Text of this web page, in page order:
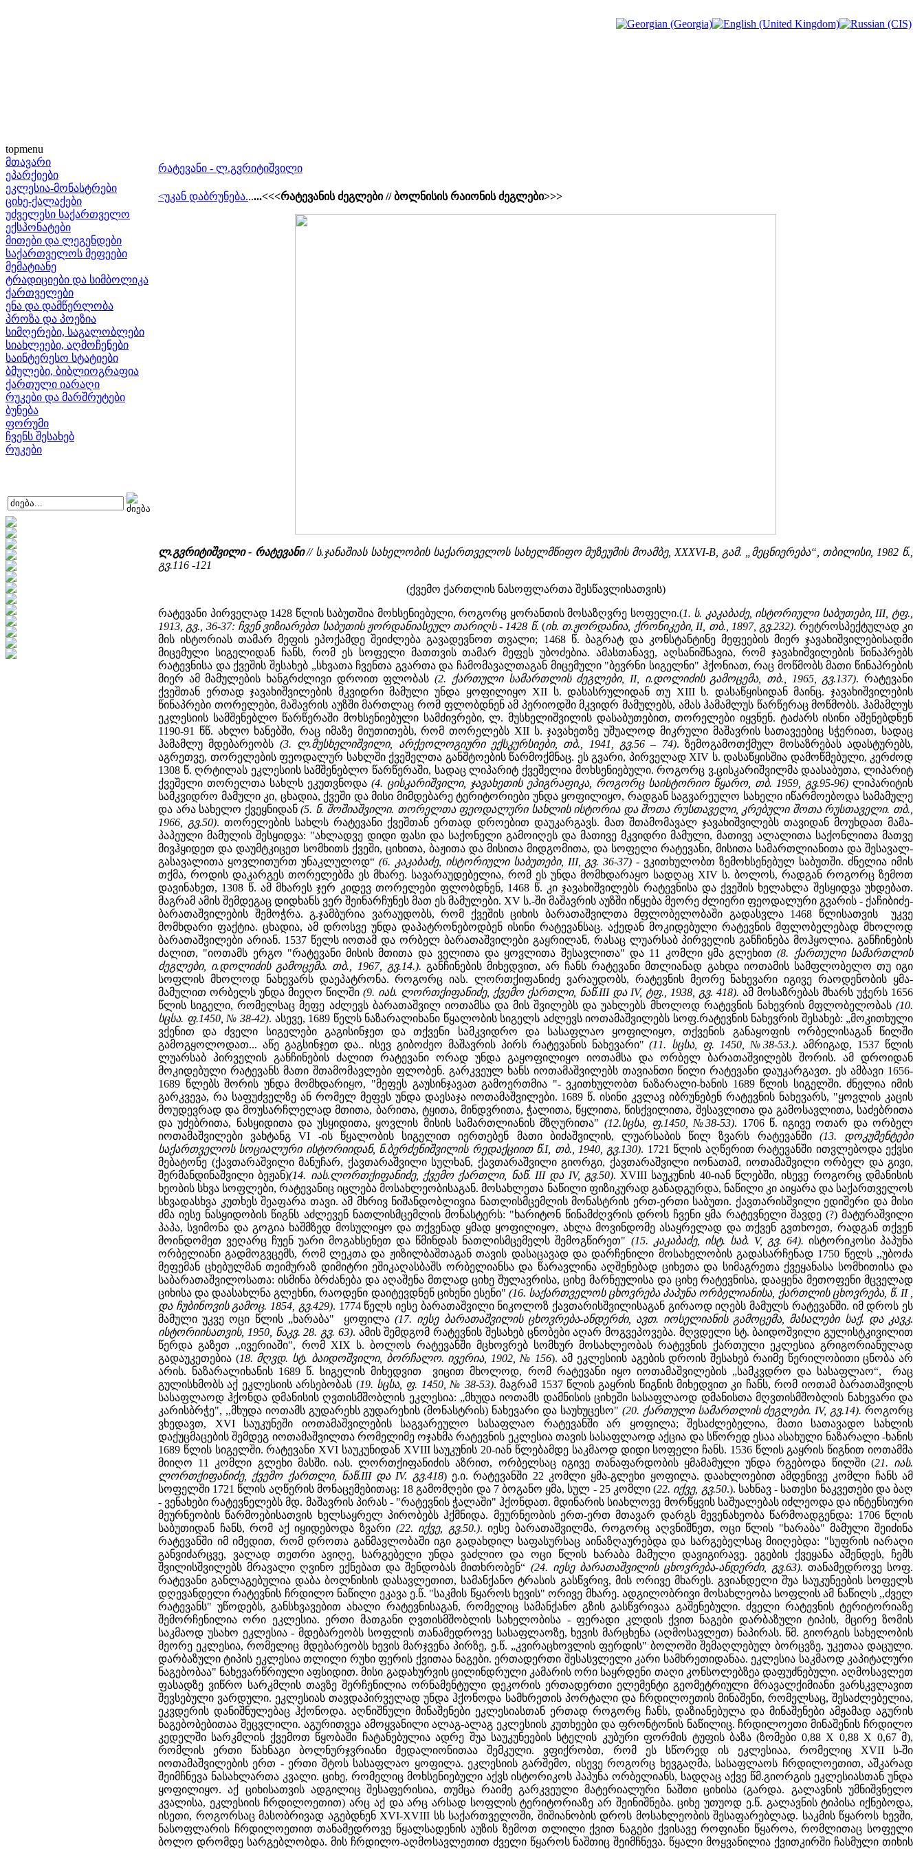
topmenu
მთავარი
ეპარქიები
ეკლესია-მონასტრები
ციხე-ქალაქები
უძველესი საქართველო
ექსპონატები
მითები და ლეგენდები
საქართველოს მეფეები
მემატიანე
ტრადიციები და სიმბოლიკა
ქართველები
ენა და დამწერლობა
პროზა და პოეზია
სიმღერები, საგალობლები
სიახლეები, აღმოჩენები
საინტერესო სტატიები
ბმულები, ბიბლიოგრაფია
ქართული იარაღი
რუკები და მარშრუტები
ბუნება
ფორუმი
ჩვენს შესახებ
რუკები
რატევანი - ლ.გვრიტიშვილი
<უკან დაბრუნება......<<<რატევანის ძეგლები // ბოლნისის რაიონის ძეგლები>>>
ლ.გვრიტიშვილი - რატევანი// ს.ჯანაშიას სახელობის საქართველოს სახელმწიფო მუზეუმის მოამბე, XXXVI-B, გამ. „მეცნიერება“, თბილისი, 1982 წ.,
გვ.116 -121
(ქვემო ქართლის ნასოფლართა შესწავლისათვის)
რატევანი პირველად 1428 წლის საბუთშია მოხსენიებული, როგორც ყორანთის მოსაზღვრე სოფელი.(1. ს. კაკაბაძე, ისტორიული საბუთები, III, ტფ.,
1913, გვ., 36-37: ჩვენ ვიზიარებთ საბუთის ჟორდანიასეულ თარიღს - 1428 წ. (იხ. თ.ჟორდანია, ქრონიკები, II, თბ., 1897, გვ.232). რეტროსპექტულად კი
მის ისტორიას თამარ მეფის ეპოქამდე შეიძლება გავადევნოთ თვალი; 1468 წ. ბაგრატ და კონსტანტინე მეფეების მიერ ჯავახიშვილებისადმი
მიცემული სიგელიდან ჩანს, რომ ეს სოფელი მათთვის თამარ მეფეს უბოძებია. ამასთანავე, აღსანიშნავია, რომ ჯავახიშვილების წინაპრებს
რატევნისა და ქვეშის შესახებ „სხვათა ჩვენთა გვართა და ჩამომავალთაგან მიცემული "ბევრნი სიგელნი" ჰქონიათ, რაც მოწმობს მათი წინაპრების
მიერ ამ მამულების ხანგრძლივი დროით ფლობას(2. ქართული სამართლის ძეგლები, II, ი.დოლიძის გამოცემა, თბ., 1965, გვ.137). რატევანი
ქვეშთან ერთად ჯავახიშვილების მკვიდრი მამული უნდა ყოფილიყო XII ს. დასასრულიდან თუ XIII ს. დასაწყისიდან მაინც. ჯავახიშვილების
წინაპრები თორელები, მაშავრის აუზში მართლაც რომ ფლობდნენ ამ პერიოდში მკვიდრ მამულებს, ამას ჰამამლუს წარწერაც მოწმობს. ჰამამლუს
ეკლესიის სამშენებლო წარწერაში მოხსენიებული სამძივრები, ლ. მუსხელიშვილის დასაბუთებით, თორელები იყვნენ. ტაძარს ისინი აშენებდნენ
1190-91 წწ. ახლო ხანებში, რაც იმაზე მიუთითებს, რომ თორელებს XII ს. ჯავახეთზე უშუალოდ მიკრული მაშავრის სათავეებიც სჭერიათ, სადაც
ჰამამლუ მდებარეობს (3. ლ.მუსხელიშვილი, არქეოლოგიური ექსკურსიები, თბ., 1941, გვ.56 – 74). ზემოგამოთქმულ მოსაზრებას ადასტურებს,
აგრეთვე, თორელების ფეოდალურ სახლში ქვეშელთა განშტოების წარმოქმნაც. ეს გვარი, პირველად XIV ს. დასაწყისშია დამოწმებული, კერძოდ
1308 წ. ღრტილას ეკლესიის სამშენებლო წარწერაში, სადაც ლიპარიტ ქვეშელია მოხსენიებული. როგორც ვ.ცისკარიშვილმა დაასაბუთა, ლიპარიტ
ქვეშელი თორელთა სახლს ეკუთვნოდა (4. ცისკარიშვილი, ჯავახეთის ეპიგრაფიკა, როგორც საისტორიო წყარო, თბ. 1959, გვ.95-96) ლიპარიტის
სამკვიდრო მამული კი, ცხადია, ქვეში და მისი მიმდებარე ტერიტორიები უნდა ყოფილიყო, რადგან საგვარეულო სახელი იწარმოებოდა სამამულე
და არა სახელო ქვეყნიდან(5. ნ. შოშიაშვილი. თორელთა ფეოდალური სახლის ისტორია და შოთა რუსთაველი, კრებული შოთა რუსთაველი. თბ.,
1966, გვ.50). თორელების სახლს რატევანი ქვეშთან ერთად დროებით დაუკარგავს. მათ შთამომავალ ჯავახიშვილებს თავიდან მოუხდათ მამა-
პაპეული მამულის შესყიდვა: "ახლადვე დიდი ფასი და საქონელი გამოიღეს და მათივე მკვიდრი მამული, მათივე ალალითა საქონლითა მათვე
მივჰყიდეთ და დაუმტკიცეთ სომხითს ქვეში, ციხითა, ბაჟითა და მისითა მიდგომითა, და სოფელი რატევანი, მისითა სამართლიანითა და შესავალ-
გასავალითა ყოვლითურთ უნაკლულოდ“ (6. კაკაბაძე, ისტორიული საბუთები, III, გვ. 36-37) - ვკითხულობთ ზემოხსენებულ საბუთში. ძნელია იმის
თქმა, როდის დაკარგეს თორელებმა ეს მხარე. სავარაუდებელია, რომ ეს უნდა მომხდარაყო სადღაც XIV ს. ბოლოს, რადგან როგორც ზემოთ
დავინახეთ, 1308 წ. ამ მხარეს ჯერ კიდევ თორელები ფლობდნენ, 1468 წ. კი ჯავახიშვილებს რატევნისა და ქვეშის ხელახლა შესყიდვა უხდებათ.
მაგრამ ამის შემდეგაც დიდხანს ვერ შეინარჩუნეს მათ ეს მამულები. XV ს.-ში მაშავრის აუზში იწყება მეორე ძლიერი ფეოდალური გვარის - ქაჩიბიძე-
ბარათაშვილების შემოჭრა. გ.ჯამბურია ვარაუდობს, რომ ქვეშის ციხის ბარათაშვილთა მფლობელობაში გადასვლა 1468 წლისათვის უკვე
მომხდარი ფაქტია. ცხადია, ამ დროსვე უნდა დაპატრონებოდბენ ისინი რატევანსაც. აქედან მოკიდებული რატევნის მფლობელებად მხოლოდ
ბარათაშვილები არიან. 1537 წელს იოთამ და ორბელ ბარათაშვილები გაყრილან, რასაც ლუარსაბ პირველის განჩინება მოჰყოლია. განჩინების
ძალით, "იოთამს ერგო "რატევანი მისის მთითა და ველითა და ყოვლითა შესავლითა" და 11 კომლი ყმა გლეხით(8. ქართული სამართლის
ძეგლები, ი.დოლიძის გამოცემა. თბ., 1967, გვ.14.). განჩინების მიხედვით, არ ჩანს რატევანი მთლიანად გახდა იოთამის სამფლობელო თუ იგი
სოფლის მხოლოდ ნახევარს დაეპატრონა. როგორც იას. ლორთქიფანიძე ვარაუდობს, რატევნის მეორე ნახევარი იგივე რაოდენობის ყმა-
მამულით ორბელს უნდა მიეღო წილში (9. იას. ლორთქიფანიძე, ქვემო ქართლი, ნაწ.III და IV, ტფ., 1938, გვ. 418). ამ მოსაზრებას მხარს უჭერს 1656
წლის სიგელი, რომელსაც მეფე აძლევს ბარათაშვილ იოთამსა და მის შვილებს და უახლებს მხოლოდ რატევნის ნახევრის მფლობელობას (10.
სცსა. ფ.1450, № 38-42). ასევე, 1689 წელს ნაზარალიხანი წყალობის სიგელს აძლევს იოთამაშვილებს სოფ.რატევნის ნახევრის შესახებ: „მოკითხული
ვქენით და ძველი სიგელები გაგისინჯეთ და თქვენი სამკვიდრო და სასაფლაო ყოფილიყო, თქვენის განაყოფის ორბელისაგან წილში
გამოგყოლოდათ... აწე გაგსინჯეთ და.. ისევ გიბოძეო მაშავრის პირს რატევანის ნახევარი"(11. სცსა, ფ. 1450, №38-53.). ამრიგად, 1537 წლის
ლუარსაბ პირველის განჩინების ძალით რატევანი ორად უნდა გაყოფილიყო იოთამსა და ორბელ ბარათაშვილებს შორის. ამ დროიდან
მოკიდებული რატევანს მათი შთამომავლები ფლობენ. გარკვეულ ხანს იოთამაშვილებს თავიანთი წილი რატევანი დაუკარგავთ. ეს ამბავი 1656-
1689 წლებს შორის უნდა მომხდარიყო, "მეფეს გაუსინჯავათ გამოერთმია "- ვკითხულობთ ნაზარალი-ხანის 1689 წლის სიგელში. ძნელია იმის
გარკვევა, რა საფუძველზე ან რომელ მეფეს უნდა დაესაჯა იოთამაშვილები. 1689 წ. ისინი კვლავ იბრუნებენ რატევნის ნახევარს, "ყოვლის კაცის
მოუდევრად და მოუსარჩლელად მთითა, ბარითა, ტყითა, მინდვრითა, ჭალითა, წყლითა, წისქვილითა, შესავლითა და გამოსავლითა, საძებრითა
და უძებრითა, ნასყიდითა და უსყიდითა, ყოვლის მისის სამართლიანის მზღურითა" (12.სცსა, ფ.1450, №38-53). 1706 წ. იგივე ოთარ და ორბელ
იოთამაშვილები ვახტანგ VI -ის წყალობის სიგელით იერთებენ მათი ბიძაშვილის, ლუარსაბის წილ ზვარს რატევანში (13. დოკუმენტები
საქართველოს სოციალური ისტორიიდან, ნ.ბერძენიშვილის რედაქციით წ.I, თბ., 1940, გვ.130). 1721 წლის აღწერით რატევანში ითვლებოდა ექვსი
მებატონე (ქავთარაშვილი მანუჩარ, ქავთარაშვილი სულხან, ქავთარაშვილი გიორგი, ქავთარაშვილი იონათამ, იოთამაშვილი ორბელ და გივი,
შერმანდინაშვილი ბეჟან)(14. იას.ლორთქიფანიძე, ქვემო ქართლი, ნაწ. III და IV, გვ.50). XVIII საუკუნის 40-იან წლებში, ისევე როგორც დმანისის
ხეობის სხვა სოფლები, რატევანიც იცლება მოსახლეობისაგან. მოსახლეთა ნაწილი ფიზიკურად განადგურდა, ნაწილი კი აიყარა და საქართველოს
სხვადასხვა კუთხეს შეაფარა თავი. ამ მხრივ ნიშანდობლივია ნათლისმცემლის მონასტრის ერთ-ერთი საბუთი. ქავთარისშვილი ედიშერი და მისი
ძმა იესე ნასყიდობის წიგნს აძლევენ ნათლისმცემლის მონასტერს: "ხარიტონ წინამძღვრის დროს ჩვენი ყმა რატევნელი შავდე (?) მატურაშვილი
პაპა, სვიმონა და გოგია ხაშმზედ მოსულიყო და თქვენად ყმად ყოფილიყო, ახლა მოვინდომე ასაყრელად და თქვენ გვთხოეთ, რადგან თქვენ
მოინდომეთ ვეღარც ჩუენ უარი მოგახსენეთ და წმინდას ნათლისმცემელს შემოგწირეთ" (15. კაკაბაძე, ისტ. საბ. V, გვ. 64). ისტორიკოსი პაპუნა
ორბელიანი გადმოგვცემს, რომ ლეკთა და ჟიზილბაშთაგან თავის დასაცავად და დარჩენილი მოსახელობის გადასარჩენად 1750 წელს ,,უბოძა
მეფემან ცხებულმან თეიმურაზ დიმიტრი ეშიკაღასბაშს ორბელიანსა და წარავლინა აღშენებად ციხეთა და სიმაგრეთა ქვეყანასა სომხითისა და
საბარათაშვილოსათა: ისმინა ბრძანება და აღაშენა მთლად ციხე შულავრისა, ციხე მარნეულისა და ციხე რატევნისა, დააყენა მეთოფენი მცველად
ციხისა და დაასახლნა გლეხნი, რაოდენი დაიტევდნენ ციხენი ესენი" (16. საქართველოს ცხოვრება პაპუნა ორბელიანისა, ქართლის ცხოვრება, წ. II ,
და ჩუბინოვის გამოც. 1854, გვ.429). 1774 წელს იესე ბარათაშვილი ნიკოლოზ ქავთარისშვილისაგან გირაოდ იღებს მამულს რატევანში. იმ დროს ეს
მამული უკვე ოცი წლის „ხარაბა" ყოფილა(17. იესე ბარათაშვილის ცხოვრება-ანდერძი, ავთ. იოსელიანის გამოცემა, მასალები საქ. და კავკ.
ისტორიისათვის, 1950, ნაკვ. 28. გვ. 63). ამის შემდგომ რატევნის შესახებ ცნობები აღარ მოგვეპოვება. მღვდელი სტ. ბაიდოშვილი გულისტკივილით
წერდა გაზეთ ,,ივერიაში", რომ XIX ს. ბოლოს რატევანში მცხოვრებ სომხურ მოსახლეობას რატევნის ქართული ეკლესია გრიგორიანულად
გადაუკეთებია (18. მღვდ. სტ. ბაიდოშვილი, ბორჩალო. ივერია, 1902, № 156). ამ ეკლესიის აგების დროის შესახებ რაიმე წერილობითი ცნობა არ
არის. ნაზარალიხანის 1689 წ. სიგელის მიხედვით ვიცით მხოლოდ, რომ რატევანი იყო იოთამაშვილების „სამკვდრო და სასაფლაო“, რაც
გულისხმობს აქ ეკლესიის არსებობას (19. სცსა, ფ. 1450, № 38-53). მაგრამ 1537 წლის გაყრის წიგნის მიხედვით კი ჩანს, რომ იოთამ ბარათაშვილს
სასაფლაოდ ჰქონდა დმანისის ღვთისმშობლის ეკლესია: „მხუდა იოთამს დამნისის ციხეში სასაფლაოდ დმანისთა მღვთისმშობლის ნახევარი და
კარისბრჭე", ,,მხუდა იოთამს გუდარეხს გუდარეხის (მონასტრის) ნახევარი და საუხუცესო" (20. ქართული სამართლის ძეგლები. IV, გვ.14). როგორც
ვხედავთ, XVI საუკუნეში იოთამაშვილების საგვარეულო სასაფლაო რატევანში არ ყოფილა; შესაძლებელია, მათი სათავადო სახლის
დაქუცმაცების შემდეგ იოთამაშვილთა რომელიმე ოჯახმა რატევნის ეკლესია თავის სასაფლაოდ აქცია და სწორედ ესაა ასახული ნაზარალი -ხანის
1689 წლის სიგელში. რატევანი XVI საუკუნიდან XVIII საუკუნის 20-იან წლებამდე საკმაოდ დიდი სოფელი ჩანს. 1536 წლის გაყრის წიგნით იოთამმა
მიიღო 11 კომლი გლეხი მასში. იას. ლორთქიფანიძის აზრით, ორბელსაც იგივე თანაფარდობის ყმამამული უნდა რგებოდა წილში (21. იას.
ლორთქიფანიძე, ქვემო ქართლი, ნაწ.III და IV. გვ.418) ე.ი. რატევანში 22 კომლი ყმა-გლეხი ყოფილა. დაახლოებით ამდენივე კომლი ჩანს ამ
სოფელში 1721 წლის აღწერის მონაცემებითაც: 18 გამომღები და 7 ბოგანო ყმა, სულ - 25 კომლი (22. იქვე, გვ.50.). სახნავ - სათესი ნაკვეთები და ბაღ
- ვენახები რატევნელებს მდ. მაშავრის პირას - "რატევნის ჭალაში" ჰქონდათ. მდინარის სიახლოვე მორწყვის საშუალებას იძლეოდა და ინტენსიური
მეურნეობის წარმოებისათვის ხელსაყრელ პირობებს ჰქმნიდა. მეურნეობის ერთ-ერთ მთავარ დარგს მევენახეობა წარმოადგენდა: 1706 წლის
საბუთიდან ჩანს, რომ აქ იყიდებოდა ზვარი (22. იქვე, გვ.50.). იესე ბარათაშვილმა, როგორც აღვნიშნეთ, ოცი წლის "ხარაბა" მამული შეიძინა
რატევანში იმ იმედით, რომ დროთა განმავლობაში იგი გადახდილ საფასურსაც აინაზღაურებდა და სარგებელსაც მიიღებდა: "სუფრის იარაღი
განვიძარცვე, ვალად თეთრი ავიღე, სარგებელი უნდა ვაძლიო და ოცი წლის ხარაბა მამული დავიგირავე. ეგების ქვეყანა აშენდეს, ჩემს
შვილისშვილებს მრავალი ღვინო ექნებათ და შენდობას მითხრობენ“ (24. იესე ბარათაშვილის ცხოვრება-ანდერძი, გვ.63). თანამედროვე სოფ.
რატევანი განლაგებულია დაბა ბოლნისის დასავლეთით, სამანქანო ტრასის გასწვრივ, მის ორივე მხარეს. გვიანდელი შუა საუკუნეების სოფელს
დღევანდელი რატევნის ჩრდილო ნაწილი ეკავა ე.წ. "საკმის წყაროს ხევის" ორივე მხარე. ადგილობრივი მოსახლეობა სოფლის ამ ნაწილს ,,ძველ
რატევანს" უწოდებს, განსხვავებით ახალი რატევნისაგან, რომელიც სამანქანო გზის გასწვრივაა გაშენებული. ძველი რატევნის ტერიტორიაზე
შემორჩენილია ორი ეკლესია. ერთი მათგანი ღვთისმშობლის სახელობისა - ფერადი კლდის ქვით ნაგები დარბაზული ტიპის, მცირე ზომის
საკმაოდ უსახო ეკლესია - მდებარეობს სოფლის თანამედროვე სასაფლაოზე, ხევის მარცხენა (აღმოსავლეთ) ნაპირას. წმ. გიორგის სახელობის
მეორე ეკლესია, რომელიც მდებარეობს ხევის მარჯვენა პირზე, ე.წ. „კვირაცხოვლის ფერდის" ბოლოში შემაღლებულ ბორცვზე, უკეთაა დაცული.
დარბაზული ტიპის ეკლესია თლილი რუხი ფერის ქვითაა ნაგები. ერთადერთი შესასვლელი კარი სამხრეთიდანაა. ეკლესია საკმაოდ კაპიტალური
ნაგებობაა" ნახევარწრიული აფსიდით. მისი გადახურვის ცილინდრული კამარის ორი საყრდენი თაღი კონსოლებზეა დაფუძნებული. აღმოსავლეთ
ფასადზე ვიწრო სარკმლის თავზე შერჩენილია ორნამენტული დეკორის ერთადერთი ელემენტი გეომეტრიული მრავალქიმიანი ვარსკვლავით
შევსებული ვარდული. ეკლესიას თავდაპირველად უნდა ჰქონოდა სამხრეთის პორტალი და ჩრდილოეთის მინაშენი, რომელსაც, შესაძლებელია,
ეკვდერის დანიშნულებაც ჰქონოდა. აღნიშნული მინაშენები ეკლესიასთან ერთად როგორც ჩანს, დაზიანებულა და მინაშენები ამჟამად აგურის
ნაგებობებითაა შეცვლილი. აგურითვეა ამოყვანილი ალაგ-ალაგ ეკლესიის კუთხეები და ფრონტონის ნაწილიც. ჩრდილოეთი მინაშენის ჩრდილო
კედელში სარკმლის ქვემოთ წყობაში ჩატანებულია ადრე შუა საუკუნეების სტელის კუბური ფორმის ტუფის ბაზა (ზომები 0,88 X 0,88 X 0,67 მ),
რომლის ერთი წახნაგი ბოლნურჯვრიანი მედალიონითაა შემკული. ვფიქრობთ, რომ ეს სწორედ ის ეკლესიაა, რომელიც XVII ს-ში
იოთამაშვილების ერთ - ერთი შტოს სასაფლაო ყოფილა. ეკლესიის გარშემო, ისევე როგორც ხევგაღმა, სასაფლაოს ჩრდილოეთით, აშკარად
შეიმჩნევა ნასახლართა კვალი. ციხე, რომელიც მოხსენიებული აქვს ისტორიკოს პაპუნა ორბელიანს, სადღაც აქვე წმ.გიორგის ეკლესიასთან უნდა
ყოფილიყო. აქ ციხისათვის ადგილიც შესაფერისია, თუმცა რაიმე გარკვეული მატერიალური ნაშთი ციხისა (გარდა. გალავნის უმნიშვნელო
კვალისა, ეკლესიის ჩრდილოეთით) არც აქ და არც არსად სოფლის ტერიტორიაზე არ შეინიშნება. ციხე უთუოდ ე.წ. გალავნის ტიპისა იქნებოდა,
ისეთი, როგორსაც მასობრივად აგებდნენ XVI-XVIII სს საქართველოში, შიშიანობის დროს მოსახლეობის შესაფარებლად. საკმის წყაროს ხევში,
ნასოფლარის ჩრდილოეთით თანამედროვე წყალსადენის აუზის ზემოთ თლილი ქვით ნაგები ქვისავე როფიანი წყაროა, რომლითაც სოფელი
ბოლო დრომდე სარგებლობდა. მის ჩრდილო-აღმოსავლეთით ძველი წყაროს ნაშთიც შეიმჩნევა. წყალი მოყვანილია ქვითკირში ჩასმული თიხის